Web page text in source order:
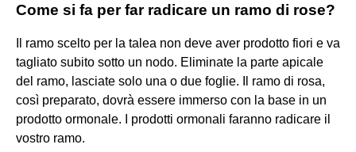
Come si fa per far radicare un ramo di rose?
Il ramo scelto per la talea non deve aver prodotto fiori e va
tagliato subito sotto un nodo. Eliminate la parte apicale
del ramo, lasciate solo una o due foglie. Il ramo di rosa,
così preparato, dovrà essere immerso con la base in un
prodotto ormonale. I prodotti ormonali faranno radicare il
vostro ramo.